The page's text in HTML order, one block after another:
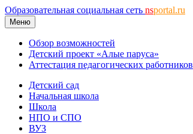
Образовательная социальная сеть nsportal.ru
Меню
Обзор возможностей
Детский проект «Алые паруса»
Аттестация педагогических работников
Детский сад
Начальная школа
Школа
НПО и СПО
ВУЗ